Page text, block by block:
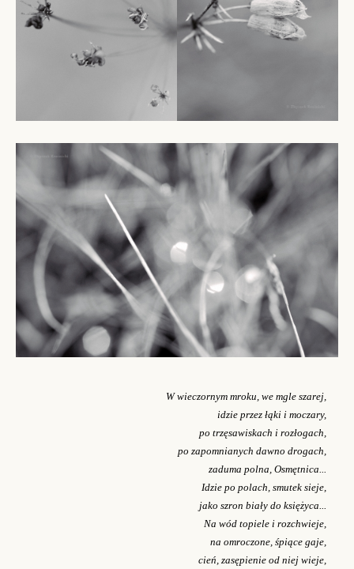
W wieczornym mroku, we mgle szarej,
idzie przez łąki i moczary,
po trzęsawiskach i rozłogach,
po zapomnianych dawno drogach,
zaduma polna, Osmętnica...
Idzie po polach, smutek sieje,
jako szron biały do księżyca...
Na wód topiele i rozchwieje,
na omroczone, śpiące gaje,
cień, zasępienie od niej wieje,